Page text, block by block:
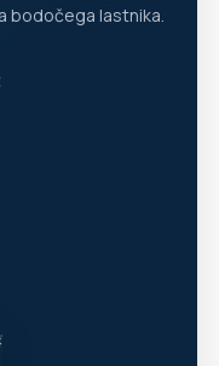
bodočega lastnika.